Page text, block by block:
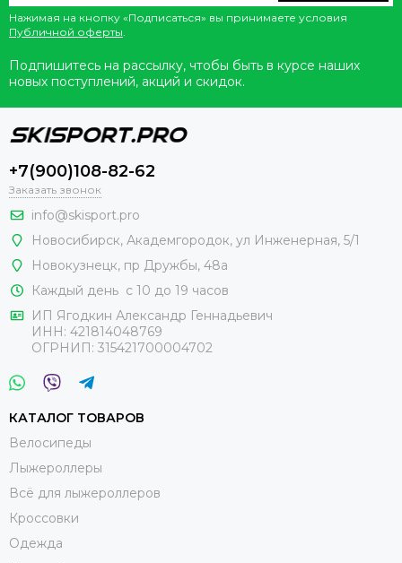
Нажимая на кнопку «Подписаться» вы принимаете условия
Публичной оферты.
Подпишитесь на рассылку, чтобы быть в курсе наших
новых поступлений, акций и скидок.
+7(900)108-82-62
Заказать звонок
info@skisport.pro
Новосибирск, Академгородок, ул Инженерная, 5/1
Новокузнецк, пр Дружбы, 48а
Каждый день с 10 до 19 часов
ИП Ягодкин Александр Геннадьевич
ИНН: 421814048769
ОГРНИП: 315421700004702
КАТАЛОГ ТОВАРОВ
Велосипеды
Лыжероллеры
Всё для лыжероллеров
Кроссовки
Одежда